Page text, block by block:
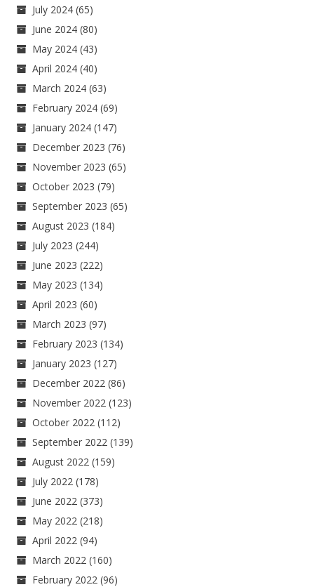
July 2024 (65)
June 2024 (80)
May 2024 (43)
April 2024 (40)
March 2024 (63)
February 2024 (69)
January 2024 (147)
December 2023 (76)
November 2023 (65)
October 2023 (79)
September 2023 (65)
August 2023 (184)
July 2023 (244)
June 2023 (222)
May 2023 (134)
April 2023 (60)
March 2023 (97)
February 2023 (134)
January 2023 (127)
December 2022 (86)
November 2022 (123)
October 2022 (112)
September 2022 (139)
August 2022 (159)
July 2022 (178)
June 2022 (373)
May 2022 (218)
April 2022 (94)
March 2022 (160)
February 2022 (96)